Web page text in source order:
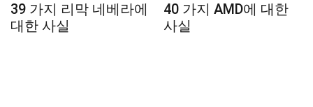
39 가지 리막 네베라에
대한 사실
40 가지 AMD에 대한
사실